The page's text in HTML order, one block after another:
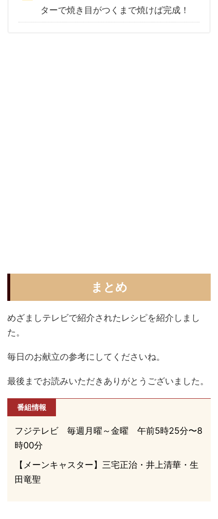
ターで焼き目がつくまで焼けば完成！
まとめ
めざましテレビで紹介されたレシピを紹介しまし
た。
毎日のお献立の参考にしてくださいね。
最後までお読みいただきありがとうございました。
番組情報
フジテレビ 毎週月曜～金曜 午前5時25分〜8
時00分
【メーンキャスター】三宅正治・井上清華・生
田竜聖